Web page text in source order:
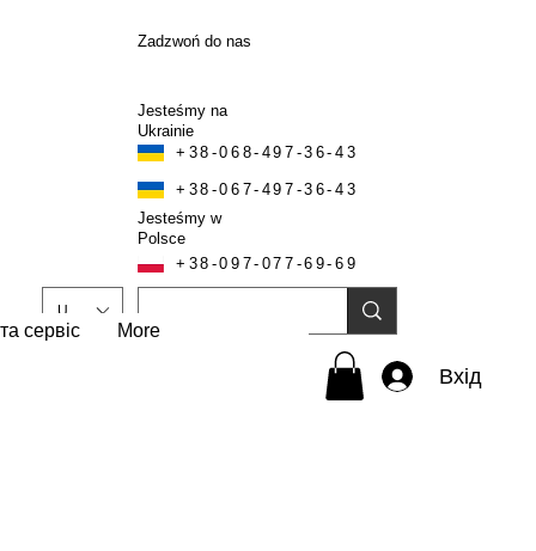
Zadzwoń do nas
Jesteśmy na
Ukrainie
+38-068-497-36-43
+38-067-497-36-43
Jesteśmy w
Polsce
UAH (₴)
+38-097-077-69-69
Вхід
сервіс More